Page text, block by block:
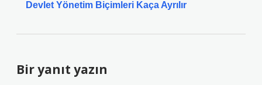
Devlet Yönetim Biçimleri Kaça Ayrılır
Bir yanıt yazın